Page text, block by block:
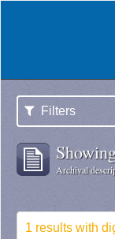
Filters
Archival
1 results with